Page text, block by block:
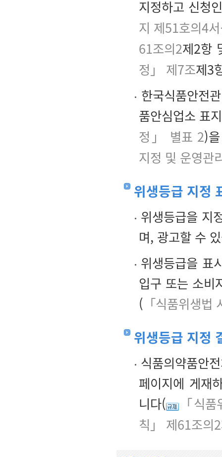
지정하고 신청
지 제51호의4
61조의2제2항
정」 제7조제3
한국식품안전
품안심업소 표
정」 별표 2)
지정 및 운영관
위생등급 지정
위생등급을 지
며, 광고할 수
위생등급을 표
입구 또는 소비
( 「식품위생
위생등급 지정
식품의약품안
페이지에 게재
니다(
「식
칙」 제61조의2